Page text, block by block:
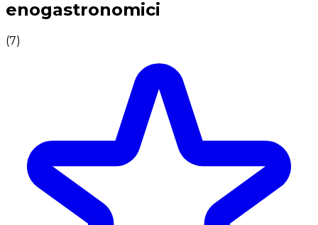
enogastronomici
(7)